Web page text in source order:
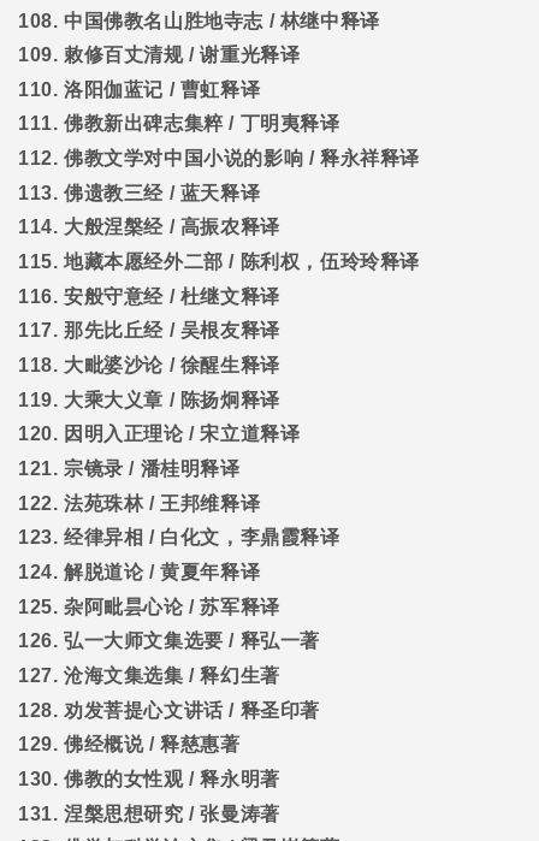
108. 中国佛教名山胜地寺志 / 林继中释译
109. 敕修百丈清规/谢重光释译
110. 洛阳伽蓝记 / 曹虹释译
111. 佛教新出碑志集粹/ 丁明夷释译
112. 佛教文学对中国小说的影响 /释永祥释译
113. 佛遗教三经 / 蓝天释译
114. 大般涅槃经 / 高振农释译
115. 地藏本愿经外二部 / 陈利权，伍玲玲释译
116. 安般守意经 / 杜继文释译
117. 那先比丘经 / 吴根友释译
118. 大毗婆沙论 / 徐醒生释译
119. 大乘大义章 / 陈扬炯释译
120. 因明入正理论/宋立道释译
121. 宗镜录 / 潘桂明释译
122. 法苑珠林/ 王邦维释译
123. 经律异相 / 白化文，李鼎霞释译
124. 解脱道论/黄夏年释译
125. 杂阿毗昙心论/苏军释译
126. 弘一大师文集选要 / 释弘一著
127. 沧海文集选集 /释幻生著
128. 劝发菩提心文讲话 / 释圣印著
129. 佛经概说/释慈惠著
130. 佛教的女性观/释永明著
131. 涅槃思想研究 /张曼涛著